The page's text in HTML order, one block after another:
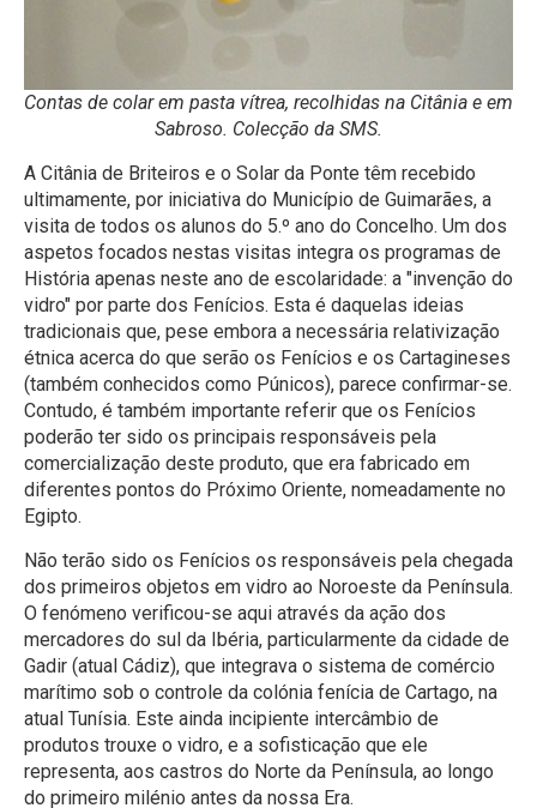
Contas de colar em pasta vítrea, recolhidas na Citânia e em
Sabroso. Colecção da SMS.
A Citânia de Briteiros e o Solar da Ponte têm recebido
ultimamente, por iniciativa do Município de Guimarães, a
visita de todos os alunos do 5.º ano do Concelho. Um dos
aspetos focados nestas visitas integra os programas de
História apenas neste ano de escolaridade: a "invenção do
vidro" por parte dos Fenícios. Esta é daquelas ideias
tradicionais que, pese embora a necessária relativização
étnica acerca do que serão os Fenícios e os Cartagineses
(também conhecidos como Púnicos), parece confirmar-se.
Contudo, é também importante referir que os Fenícios
poderão ter sido os principais responsáveis pela
comercialização deste produto, que era fabricado em
diferentes pontos do Próximo Oriente, nomeadamente no
Egipto.
Não terão sido os Fenícios os responsáveis pela chegada
dos primeiros objetos em vidro ao Noroeste da Península.
O fenómeno verificou-se aqui através da ação dos
mercadores do sul da Ibéria, particularmente da cidade de
Gadir (atual Cádiz), que integrava o sistema de comércio
marítimo sob o controle da colónia fenícia de Cartago, na
atual Tunísia. Este ainda incipiente intercâmbio de
produtos trouxe o vidro, e a sofisticação que ele
representa, aos castros do Norte da Península, ao longo
do primeiro milénio antes da nossa Era.